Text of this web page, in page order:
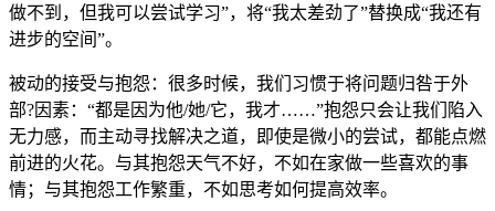
做不到，但我可以尝试学习”，将“我太差劲了”替换成“我还有
进步的空间”。
被动的接受与抱怨：很多时候，我们习惯于将问题归咎于外
部?因素：“都是因为他/她/它，我才……”抱怨只会让我们陷入
无力感，而主动寻找解决之道，即使是微小的尝试，都能点燃
前进的火花。与其抱怨天气不好，不如在家做一些喜欢的事
情；与其抱怨工作繁重，不如思考如何提高效率。